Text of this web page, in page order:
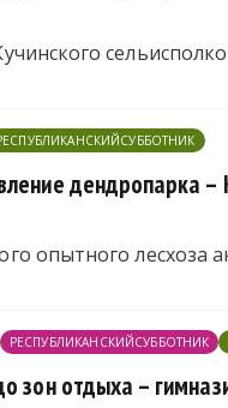
дендропарка
опытного лесхоза
РЕСПУБЛИКАНСКИЙСУББОТНИК
зон отдыха –